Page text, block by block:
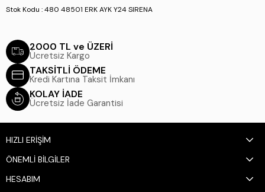
Stok Kodu : 480 48501 ERK AYK Y24 SIRENA
2000 TL ve ÜZERİ
Ücretsiz Kargo
TAKSİTLİ ÖDEME
Kredi Kartına Taksit İmkanı
KOLAY İADE
Ücretsiz İade Garantisi
HIZLI ERİŞİM
ÖNEMLİ BİLGİLER
HESABIM